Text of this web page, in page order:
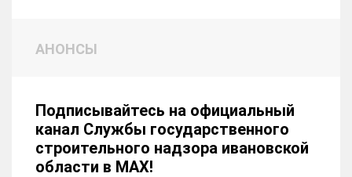
АНОНСЫ
Подписывайтесь на официальный
канал Службы государственного
строительного надзора ивановской
области в MAX!